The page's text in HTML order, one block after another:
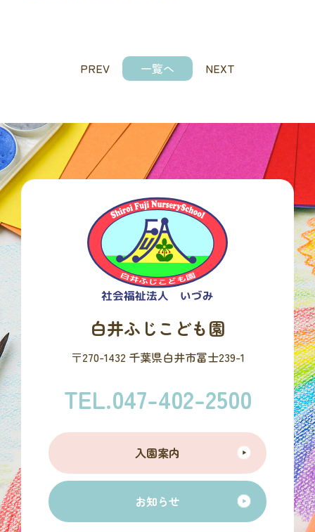
PREV 一覧へ NEXT
白井ふじこども園
〒270-1432 千葉県白井市冨士239-1
TEL.047-402-2500
入園案内
お知らせ